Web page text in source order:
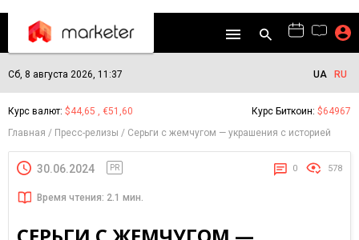
Сб, 8 августа 2026, 11:37 UA RU
Курс валют: $44,65 , €51,60 Курс Биткоин: $64967
Главная
Пресс-релизы Серьги с жемчугом — украшения с историей
30.06.2024 PR 0 578
Время чтения: 2.1 мин.